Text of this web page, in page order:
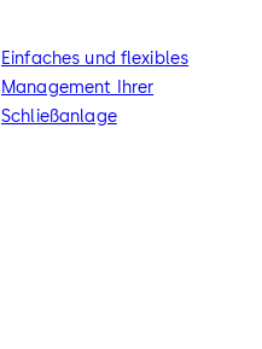
Einfaches und flexibles
Management Ihrer
Schließanlage